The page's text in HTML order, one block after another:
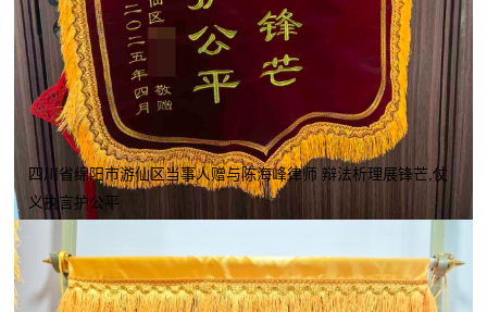
四川省绵阳市游仙区当事人赠与陈海峰律师 辩法析理展锋芒,仗
义执言护公平